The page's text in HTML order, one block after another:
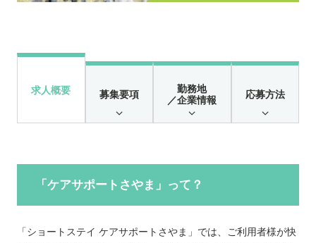
求人概要 募集要項
勤務地
／企業情報
応募方法
「ケアサポートさやま」って？
「ショートステイ ケアサポートさやま」では、ご利用者様が快